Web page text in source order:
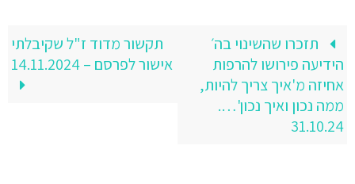
תזכרו שהשינוי בה׳
הידיעה פירושו להרפות
אחיזה מ'איך צריך להיות,
ממה נכון ואיך נכון'….
31.10.24
תקשור מדוד ז"ל שקיבלתי
אישור לפרסם – 14.11.2024